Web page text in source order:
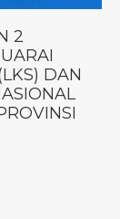
2
DAN